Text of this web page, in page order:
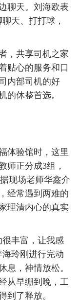
聊天。刘海欧表
天、打打球，
，共享司机之家
贴心的服务和口
内部司机的好
的休整首选。
体验馆时，这里
师正分成3组，
现场老师华鑫介
经常遇到两难的
理清内心的真实
丰富，让我感
玲刚进行完动
息，神情放松。
从早绷到晚，工
到了释放。